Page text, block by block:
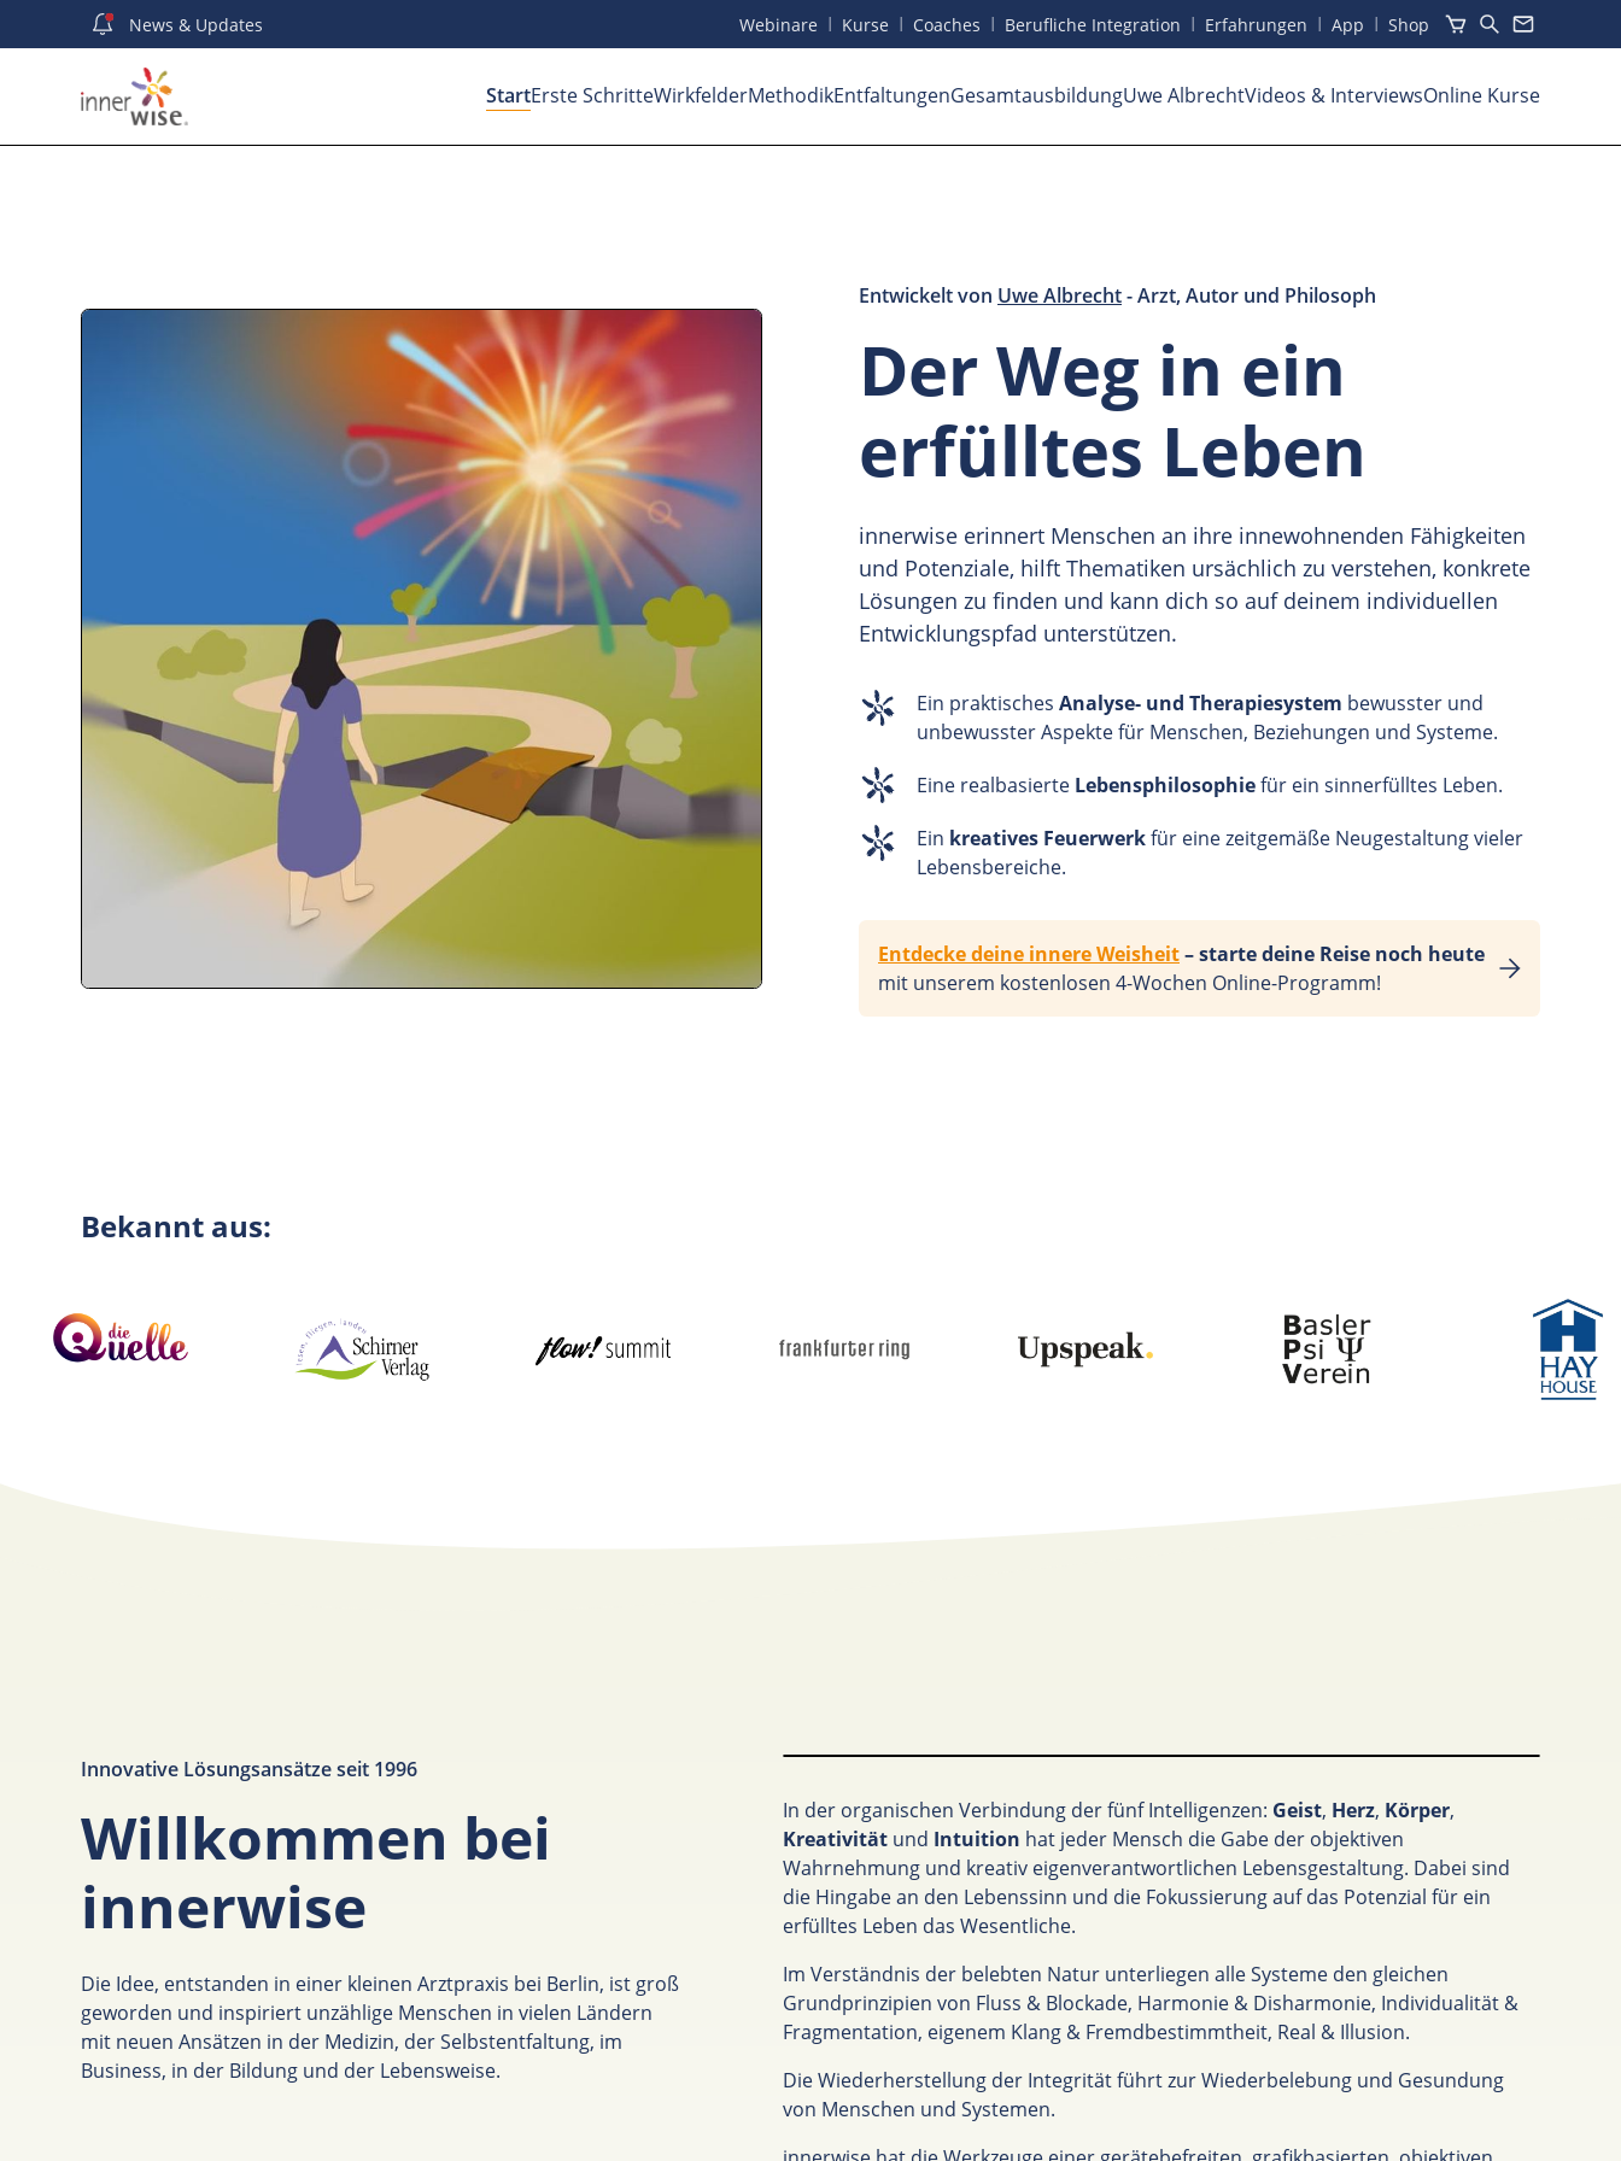
News & Updates Webinare I Kurse I Coaches I Berufliche Integration I Erfahrungen I App I Shop
StartErste SchritteWirkfelderMethodikEntfaltungenGesamtausbildungUwe AlbrechtVideos & InterviewsOnline Kurse
Entwickelt von Uwe Albrecht- Arzt, Autor und Philosoph
Der Weg in ein
erfülltes Leben
innerwise erinnert Menschen an ihre innewohnenden Fähigkeiten
und Potenziale, hilft Thematiken ursächlich zu verstehen, konkrete
Lösungen zu finden und kann dich so auf deinem individuellen
Entwicklungspfad unterstützen.
Ein praktisches Analyse- und Therapiesystem bewusster und
unbewusster Aspekte für Menschen, Beziehungen und Systeme.
Eine realbasierte Lebensphilosophiefür ein sinnerfülltes Leben.
Ein kreatives Feuerwerkfür eine zeitgemäße Neugestaltung vieler
Lebensbereiche.
Entdecke deine innere Weisheit– starte deine Reise noch heute
mit unserem kostenlosen 4-Wochen Online-Programm!
Bekannt aus:
Innovative Lösungsansätze seit 1996
Willkommen bei
innerwise
Die Idee, entstanden in einer kleinen Arztpraxis bei Berlin, ist groß
geworden und inspiriert unzählige Menschen in vielen Ländern
mit neuen Ansätzen in der Medizin, der Selbstentfaltung, im
Business, in der Bildung und der Lebensweise.
In der organischen Verbindung der fünf Intelligenzen: Geist, Herz, Körper,
Kreativität und Intuition hat jeder Mensch die Gabe der objektiven
Wahrnehmung und kreativ eigenverantwortlichen Lebensgestaltung. Dabei sind
die Hingabe an den Lebenssinn und die Fokussierung auf das Potenzial für ein
erfülltes Leben das Wesentliche.
Im Verständnis der belebten Natur unterliegen alle Systeme den gleichen
Grundprinzipien von Fluss & Blockade, Harmonie & Disharmonie, Individualität &
Fragmentation, eigenem Klang & Fremdbestimmtheit, Real & Illusion.
Die Wiederherstellung der Integrität führt zur Wiederbelebung und Gesundung
von Menschen und Systemen.